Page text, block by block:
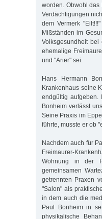
worden. Obwohl
Verdächtigungen
dem Vermerk
Mißständen im
Volksgesundheit
ehemalige
und "Arier" sei.
Hans Hermann
Krankenhaus seine
endgültig aufgeben.
Bonheim verlässt
Seine Praxis im
führte, musste er ob
Nachdem auch für
Freimaurer-
Wohnung in der
gemeinsamen
getrennten Praxen
"Salon" als
in dem auch die
Paul Bonheim in
physikalische